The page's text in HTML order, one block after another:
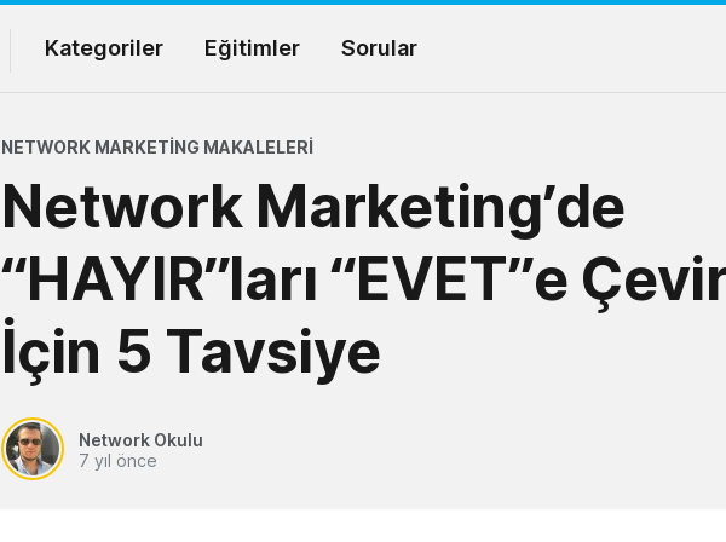
Kategoriler Eğitimler Sorular
NETWORK MARKETING MAKALELERI
Network Marketing’de
“HAYIR”ları “EVET”e
İçin 5 Tavsiye
Network Okulu
7 yıl önce